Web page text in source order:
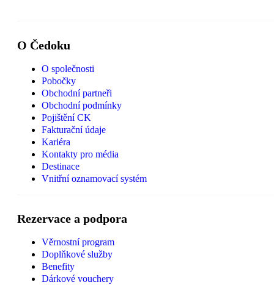
O Čedoku
O společnosti
Pobočky
Obchodní partneři
Obchodní podmínky
Pojištění CK
Fakturační údaje
Kariéra
Kontakty pro média
Destinace
Vnitřní oznamovací systém
Rezervace a podpora
Věrnostní program
Doplňkové služby
Benefity
Dárkové vouchery